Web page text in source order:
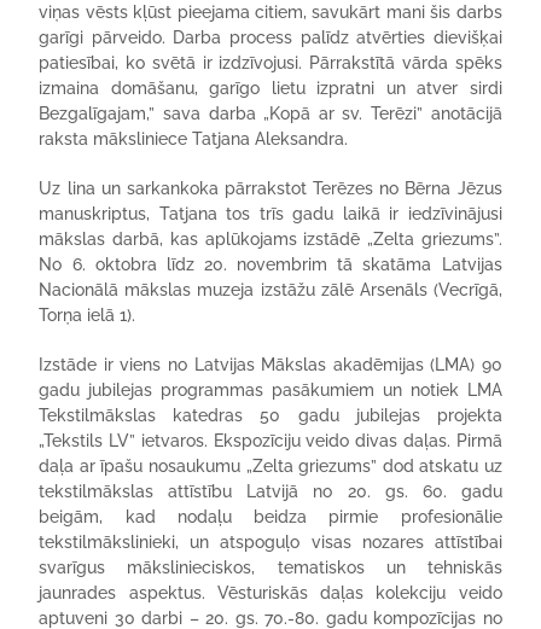
viņas vēsts kļūst pieejama citiem, savukārt mani šis darbs
garīgi pārveido. Darba process palīdz atvērties dievišķai
patiesībai, ko svētā ir izdzīvojusi. Pārrakstītā vārda spēks
izmaina domāšanu, garīgo lietu izpratni un atver sirdi
Bezgalīgajam,” sava darba „Kopā ar sv. Terēzi” anotācijā
raksta māksliniece Tatjana Aleksandra.
Uz lina un sarkankoka pārrakstot Terēzes no Bērna Jēzus
manuskriptus, Tatjana tos trīs gadu laikā ir iedzīvinājusi
mākslas darbā, kas aplūkojams izstādē „Zelta griezums”.
No 6. oktobra līdz 20. novembrim tā skatāma Latvijas
Nacionālā mākslas muzeja izstāžu zālē Arsenāls (Vecrīgā,
Torņa ielā 1).
Izstāde ir viens no Latvijas Mākslas akadēmijas (LMA) 90
gadu jubilejas programmas pasākumiem un notiek LMA
Tekstilmākslas katedras 50 gadu jubilejas projekta
„Tekstils LV” ietvaros. Ekspozīciju veido divas daļas. Pirmā
daļa ar īpašu nosaukumu „Zelta griezums” dod atskatu uz
tekstilmākslas attīstību Latvijā no 20. gs. 60. gadu
beigām, kad nodaļu beidza pirmie profesionālie
tekstilmākslinieki, un atspoguļo visas nozares attīstībai
svarīgus mākslinieciskos, tematiskos un tehniskās
jaunrades aspektus. Vēsturiskās daļas kolekciju veido
aptuveni 30 darbi – 20. gs. 70.-80. gadu kompozīcijas no